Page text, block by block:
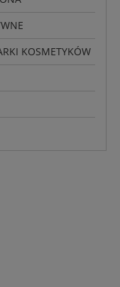
KOSMETYKÓW